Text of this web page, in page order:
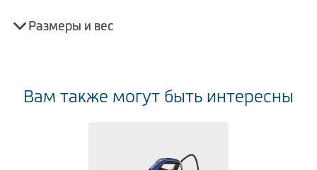
Размеры и вес
Вам также могут быть интересны